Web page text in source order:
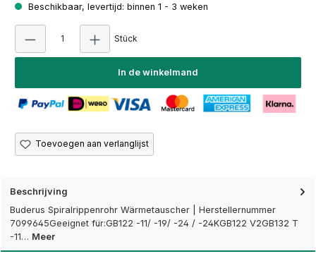
Beschikbaar, levertijd: binnen 1 - 3 weken
Stück
In de winkelmand
Toevoegen aan verlanglijst
Beschrijving
Buderus Spiralrippenrohr Wärmetauscher | Herstellernummer
7099645Geeignet für:GB122 -11/ -19/ -24 / -24KGB122 V2GB132 T
-11… Meer